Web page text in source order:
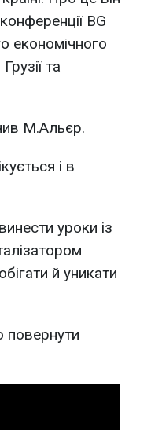
BG
економічного
та
М.Альєр.
і в
уроки із
й уникати
повернути